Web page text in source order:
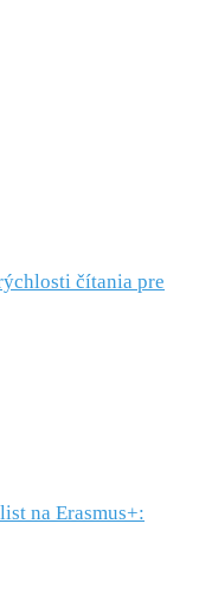
čítania pre
na Erasmus+: